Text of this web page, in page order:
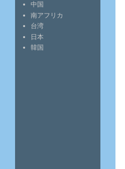
中国
南アフリカ
台湾
日本
韓国